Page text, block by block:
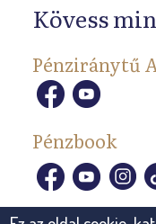
Kövess
Pénziránytű
Pénzbook